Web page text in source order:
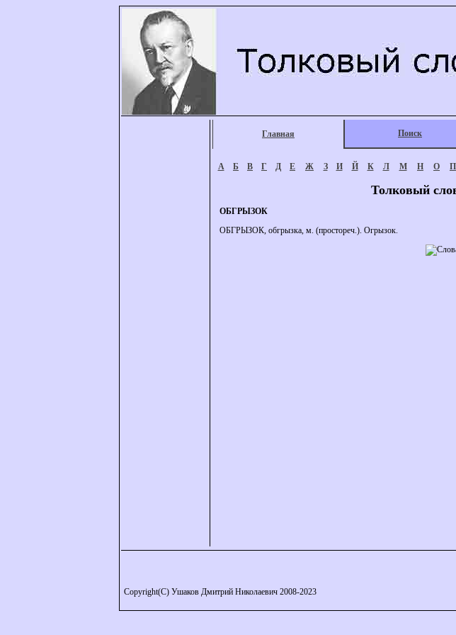
Главная Поиск
А Б В Г Д Е Ж З И Й К Л М Н О П
Толковый
ОБГРЫЗОК
ОБГРЫЗОК, обгрызка, м. (простореч.). Огрызок.
Copyright(C) Ушаков Дмитрий Николаевич 2008-2023